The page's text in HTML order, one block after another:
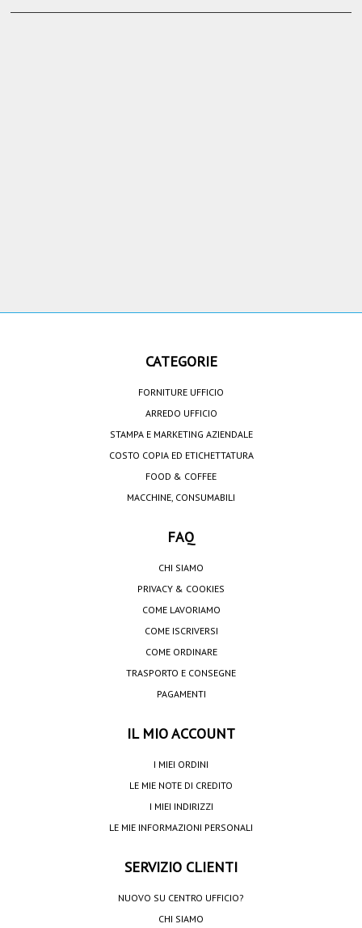
CATEGORIE
FORNITURE UFFICIO
ARREDO UFFICIO
STAMPA E MARKETING AZIENDALE
COSTO COPIA ED ETICHETTATURA
FOOD & COFFEE
MACCHINE, CONSUMABILI
FAQ
CHI SIAMO
PRIVACY & COOKIES
COME LAVORIAMO
COME ISCRIVERSI
COME ORDINARE
TRASPORTO E CONSEGNE
PAGAMENTI
IL MIO ACCOUNT
I MIEI ORDINI
LE MIE NOTE DI CREDITO
I MIEI INDIRIZZI
LE MIE INFORMAZIONI PERSONALI
SERVIZIO CLIENTI
NUOVO SU CENTRO UFFICIO?
CHI SIAMO